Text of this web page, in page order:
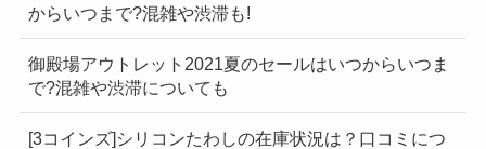
からいつまで?混雑や渋滞も!
御殿場アウトレット2021夏のセールはいつからいつま
で?混雑や渋滞についても
[3コインズ]シリコンたわしの在庫状況は？口コミにつ